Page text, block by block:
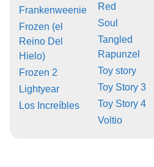
Frankenweenie
Frozen (el
Reino Del
Hielo)
Frozen 2
Lightyear
Los Increíbles
Red
Soul
Tangled
Rapunzel
Toy story
Toy Story 3
Toy Story 4
Voltio